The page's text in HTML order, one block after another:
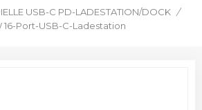
USB-C PD-LADESTATION/DOCK /
16-Port-USB-C-Ladestation